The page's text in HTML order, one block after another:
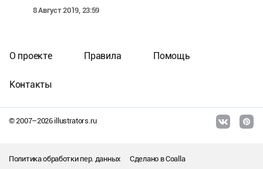
8 Август 2019, 23:59
© 2007–2026illustrators.ru
О проекте Правила Помощь
Контакты
Политика обработки пер. данных Сделано вCoalla